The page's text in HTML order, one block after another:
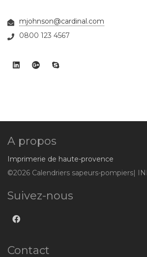
mjohnson@cardinal.com
0800 123 4567
A propos
Imprimerie de haute-provence
©2026 Calendriers sapeurs-pompiers|
Suivez-nous
Contact